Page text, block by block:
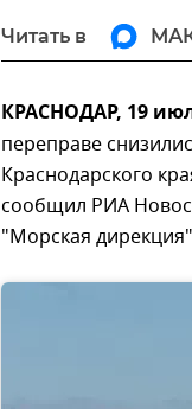
Читать в
КРАСНОДАР, 19
переправе
Краснодарского
сообщил РИА
"Морская